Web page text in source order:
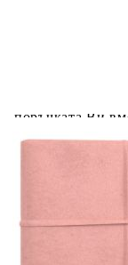
поръчката Ви
Отложено до
поръчката си
разделя на 3